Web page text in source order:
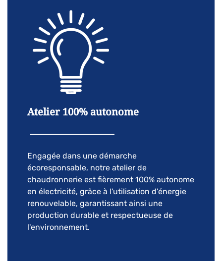
Atelier 100% autonome
Engagée dans une démarche
écoresponsable, notre atelier de
chaudronnerie est fièrement 100% autonome
en électricité, grâce à l'utilisation d'énergie
renouvelable, garantissant ainsi une
production durable et respectueuse de
l'environnement.